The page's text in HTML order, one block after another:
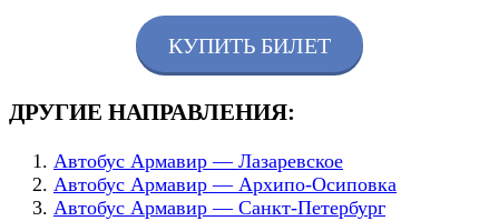
КУПИТЬ БИЛЕТ
ДРУГИЕ НАПРАВЛЕНИЯ:
Автобус Армавир — Лазаревское
Автобус Армавир — Архипо-Осиповка
Автобус Армавир — Санкт-Петербург